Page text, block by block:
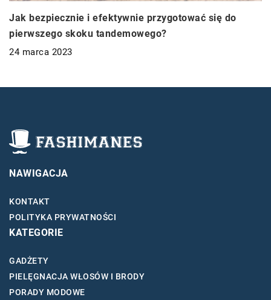
Jak bezpiecznie i efektywnie przygotować się do
pierwszego skoku tandemowego?
24 marca 2023
NAWIGACJA
KONTAKT
POLITYKA PRYWATNOŚCI
KATEGORIE
GADŻETY
PIELĘGNACJA WŁOSÓW I BRODY
PORADY MODOWE